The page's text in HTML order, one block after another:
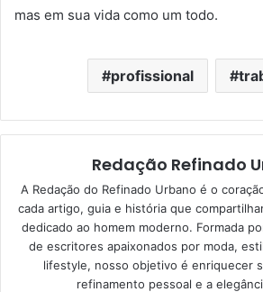
mas em sua vida como um todo.
profissional
Redação Refinado
A Redação do Refinado Urbano é o
cada artigo, guia e história que
dedicado ao homem moderno. Formada
de escritores apaixonados por moda,
lifestyle, nosso objetivo é enriquecer
refinamento pessoal e a